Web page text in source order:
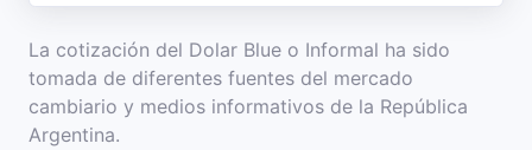
La cotización del Dolar Blue o Informal ha sido
tomada de diferentes fuentes del mercado
cambiario y medios informativos de la República
Argentina.